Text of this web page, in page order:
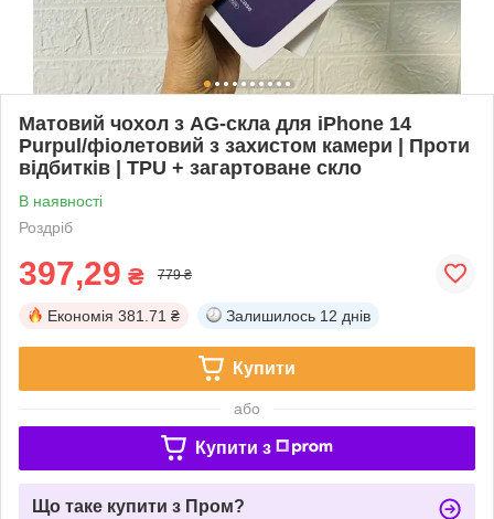
Матовий чохол з AG-скла для iPhone 14
Purpul/фіолетовий з захистом камери | Проти
відбитків | TPU + загартоване скло
В наявності
Роздріб
397,29 ₴ 779 ₴
Економія 381.71 ₴ Залишилось 12 днів
Купити
або
Купити з
Що таке купити з Пром?